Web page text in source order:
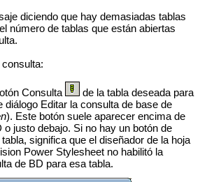
diciendo que hay demasiadas tablas
número de tablas que están abiertas
Consulta
de la tabla deseada para
diálogo Editar la consulta de base de
). Este botón suele aparecer encima de
o justo debajo. Si no hay un botón de
significa que el diseñador de la hoja
Power Stylesheet no habilitó la
de BD para esa tabla.